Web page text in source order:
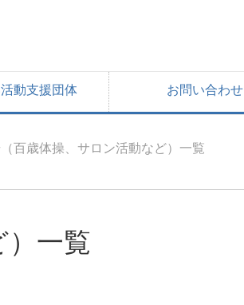
動支援団体 お問い合わせ
百歳体操、サロン活動など）一覧
）一覧